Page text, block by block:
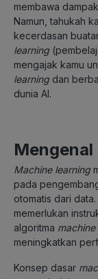
membawa
Namun, tahukah
kecerdasan
learning
mengajak kamu
learning dan
dunia AI.
Machine learning
pada
otomatis dari
memerlukan
algoritma
meningkatkan
Konsep dasar